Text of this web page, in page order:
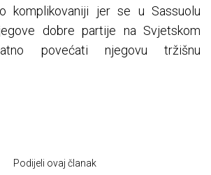
komplikovaniji jer se u Sassuolu
dobre partije na Svjetskom
povećati njegovu tržišnu
Podijeli ovaj članak